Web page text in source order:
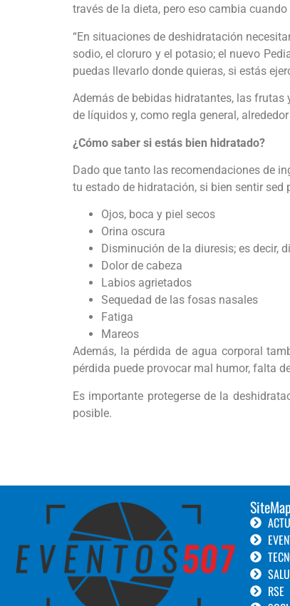
través de la dieta, pero eso cambia
“En situaciones de deshidratación
sodio, el cloruro y el potasio; el nuevo
puedas llevarlo donde quieras, si estás
Además de bebidas hidratantes, las
de líquidos y, como regla general,
¿Cómo saber si estás bien hidratado?
Dado que tanto las recomendaciones de
tu estado de hidratación, si bien sentir
Ojos, boca y piel secos
Orina oscura
Disminución de la diuresis; es decir,
Dolor de cabeza
Labios agrietados
Sequedad de las fosas nasales
Fatiga
Mareos
Además, la pérdida de agua corporal
pérdida puede provocar mal humor, falta
Es importante protegerse de la
posible.
SiteMap
RSE